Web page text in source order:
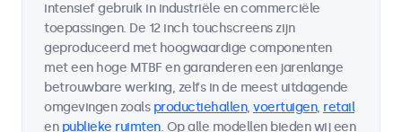
intensief gebruik in industriële en commerciële
toepassingen. De 12 inch touchscreens zijn
geproduceerd met hoogwaardige componenten
met een hoge MTBF en garanderen een jarenlange
betrouwbare werking, zelfs in de meest uitdagende
omgevingen zoals productiehallen, voertuigen, retail
en publieke ruimten. Op alle modellen bieden wij een